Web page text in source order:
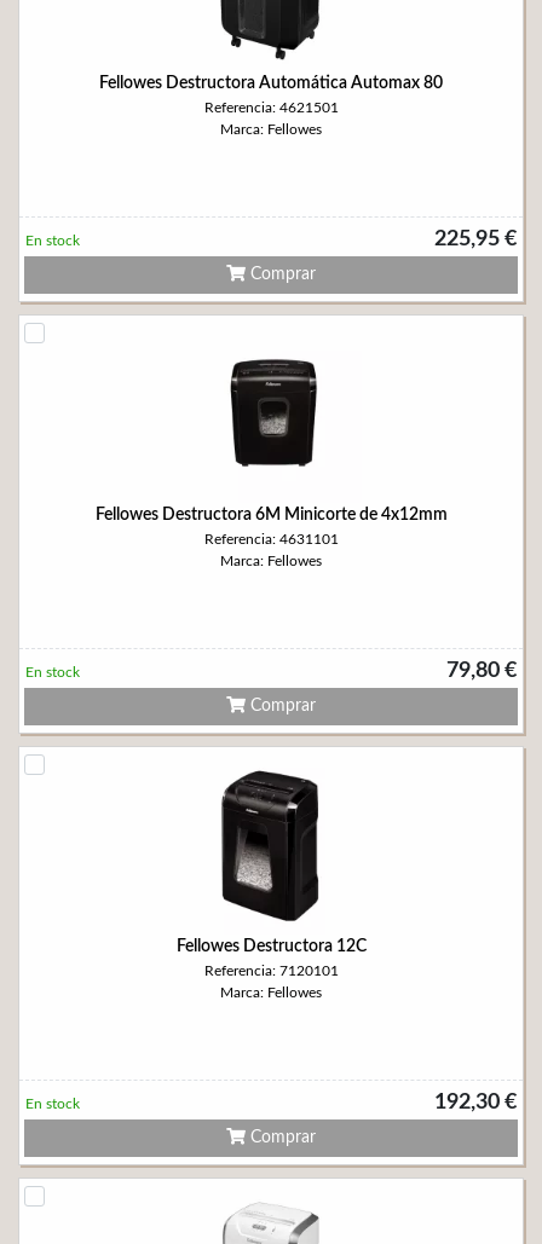
Fellowes Destructora Automática Automax 80
Referencia: 4621501
Marca: Fellowes
225,95 €
En stock
Comprar
Fellowes Destructora 6M Minicorte de 4x12mm
Referencia: 4631101
Marca: Fellowes
79,80 €
En stock
Comprar
Fellowes Destructora 12C
Referencia: 7120101
Marca: Fellowes
192,30 €
En stock
Comprar